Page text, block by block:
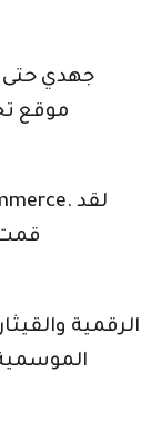
جهدي حتى
موقع
قمت
الرقمية